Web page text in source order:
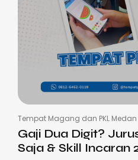
Tempat Magang dan PKL Medan
Gaji Dua Digit?
Saja & Skill Incaran